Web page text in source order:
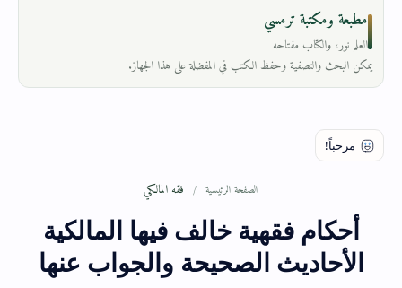
مطبعة ومكتبة ترمسي
العلم نور، والكتاب مفتاحه
يمكن البحث والتصفية وحفظ الكتب في المفضلة على هذا الجهاز.
الصفحة الرئيسية فقه المالكي
أحكام فقهية خالف فيها المالكية
الأحاديث الصحيحة والجواب عنها